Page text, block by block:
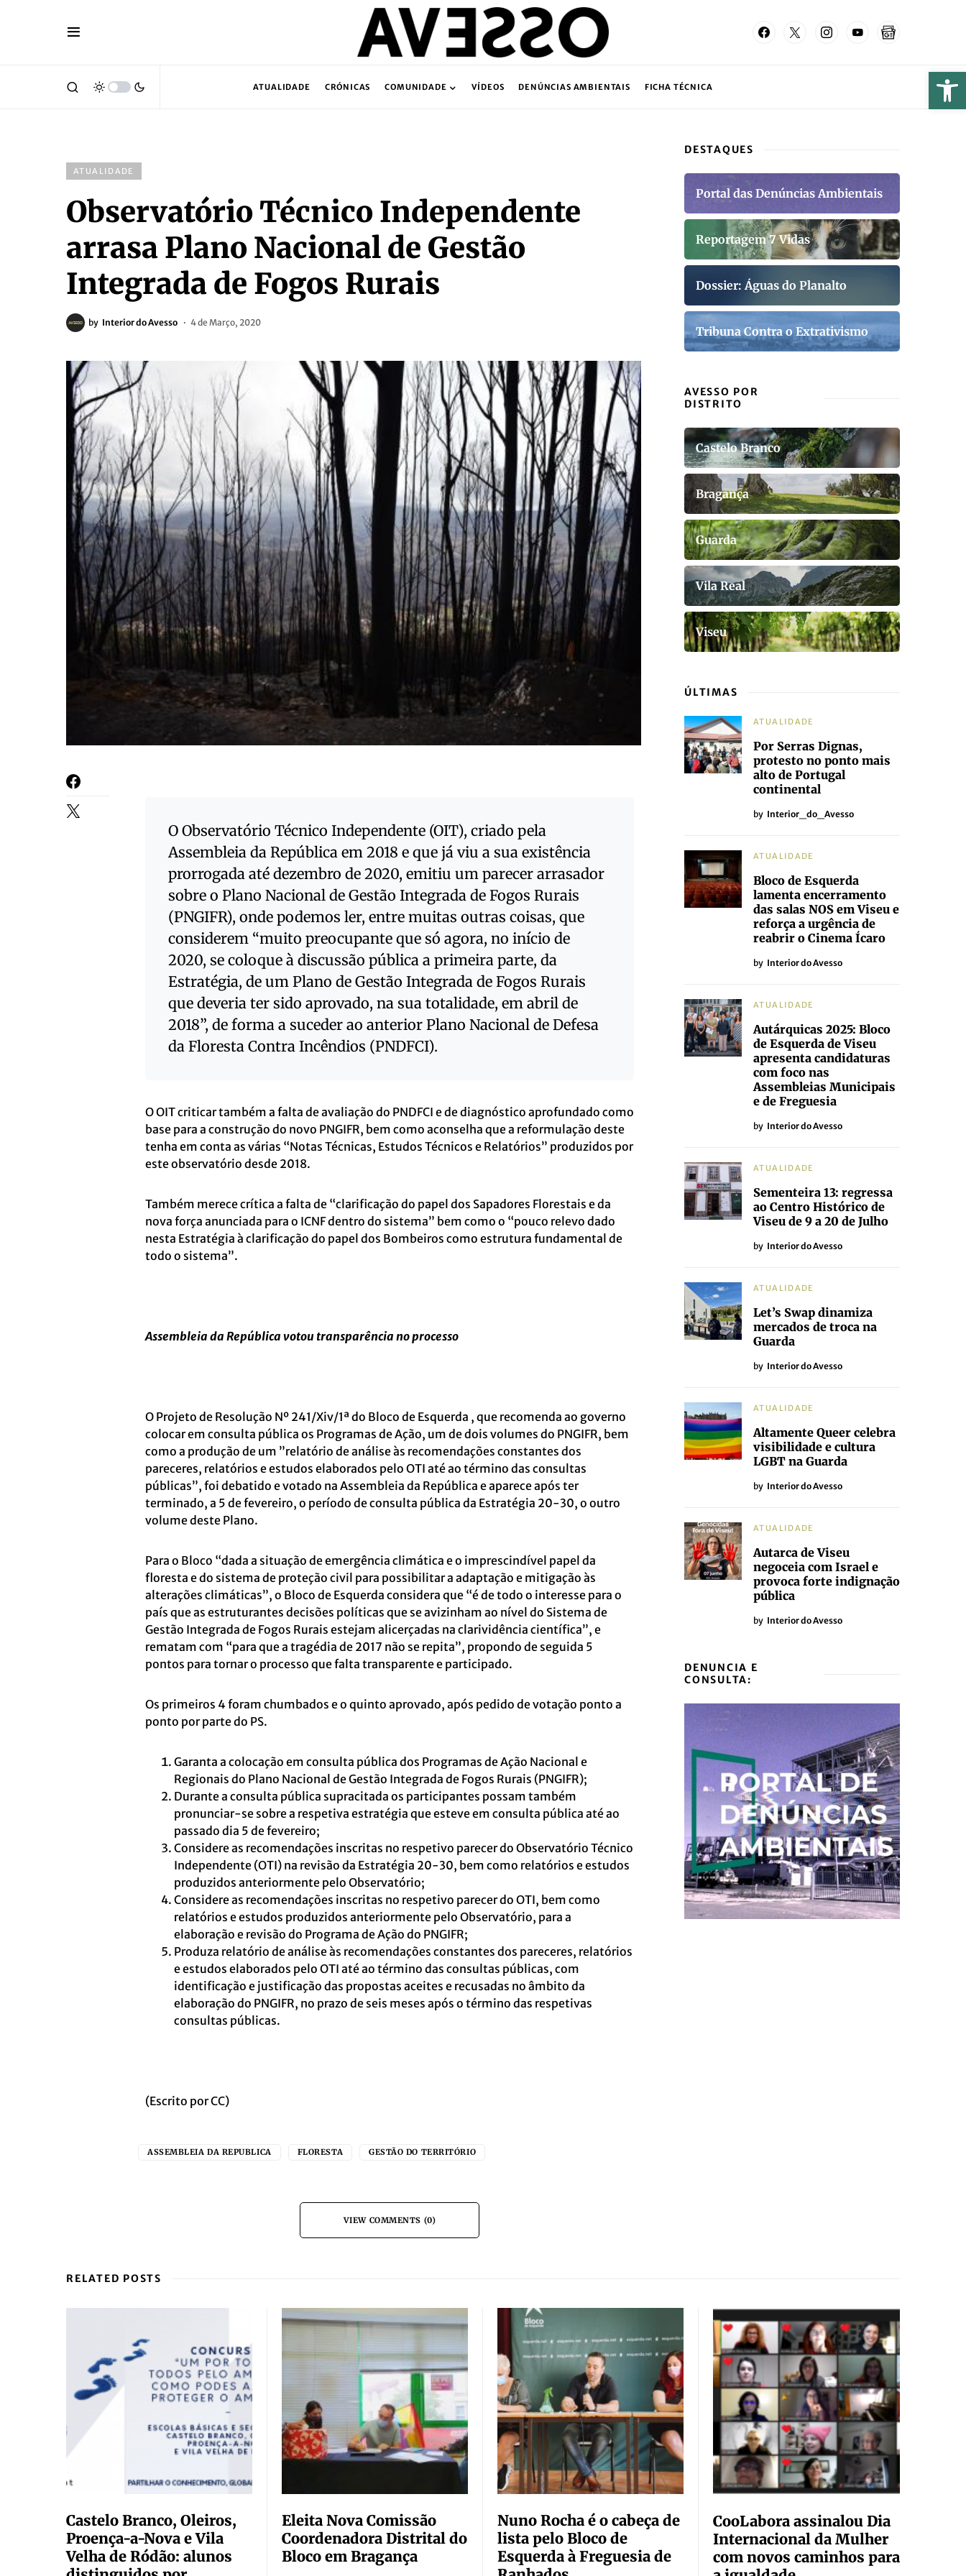
ATUALIDADE CRÓNICAS COMUNIDADE VÍDEOS DENÚNCIAS AMBIENTAIS FICHA TÉCNICA
ATUALIDADE
Observatório Técnico Independente
arrasa Plano Nacional de Gestão
Integrada de Fogos Rurais
by Interior do Avesso 4 de Março, 2020
O Observatório Técnico Independente (OIT), criado pela
Assembleia da República em 2018 e que já viu a sua existência
prorrogada até dezembro de 2020, emitiu um parecer arrasador
sobre o Plano Nacional de Gestão Integrada de Fogos Rurais
(PNGIFR), onde podemos ler, entre muitas outras coisas, que
considerem “muito preocupante que só agora, no início de
2020, se coloque à discussão pública a primeira parte, da
Estratégia, de um Plano de Gestão Integrada de Fogos Rurais
que deveria ter sido aprovado, na sua totalidade, em abril de
2018”, de forma a suceder ao anterior Plano Nacional de Defesa
da Floresta Contra Incêndios (PNDFCI).
O OIT criticar também a falta de avaliação do PNDFCI e de diagnóstico aprofundado como
base para a construção do novo PNGIFR, bem como aconselha que a reformulação deste
tenha em conta as várias “Notas Técnicas, Estudos Técnicos e Relatórios” produzidos por
este observatório desde 2018.
Também merece crítica a falta de “clarificação do papel dos Sapadores Florestais e da
nova força anunciada para o ICNF dentro do sistema” bem como o “pouco relevo dado
nesta Estratégia à clarificação do papel dos Bombeiros como estrutura fundamental de
todo o sistema”.
Assembleia da República votou transparência no processo
O Projeto de Resolução Nº 241/Xiv/1ª do Bloco de Esquerda , que recomenda ao governo
colocar em consulta pública os Programas de Ação, um de dois volumes do PNGIFR, bem
como a produção de um ”relatório de análise às recomendações constantes dos
pareceres, relatórios e estudos elaborados pelo OTI até ao término das consultas
públicas”, foi debatido e votado na Assembleia da República e aparece após ter
terminado, a 5 de fevereiro, o período de consulta pública da Estratégia 20-30, o outro
volume deste Plano.
Para o Bloco “dada a situação de emergência climática e o imprescindível papel da
floresta e do sistema de proteção civil para possibilitar a adaptação e mitigação às
alterações climáticas”, o Bloco de Esquerda considera que “é de todo o interesse para o
país que as estruturantes decisões políticas que se avizinham ao nível do Sistema de
Gestão Integrada de Fogos Rurais estejam alicerçadas na clarividência científica”, e
rematam com “para que a tragédia de 2017 não se repita”, propondo de seguida 5
pontos para tornar o processo que falta transparente e participado.
Os primeiros 4 foram chumbados e o quinto aprovado, após pedido de votação ponto a
ponto por parte do PS.
Garanta a colocação em consulta pública dos Programas de Ação Nacional e
Regionais do Plano Nacional de Gestão Integrada de Fogos Rurais (PNGIFR);
Durante a consulta pública supracitada os participantes possam também
pronunciar-se sobre a respetiva estratégia que esteve em consulta pública até ao
passado dia 5 de fevereiro;
Considere as recomendações inscritas no respetivo parecer do Observatório Técnico
Independente (OTI) na revisão da Estratégia 20-30, bem como relatórios e estudos
produzidos anteriormente pelo Observatório;
Considere as recomendações inscritas no respetivo parecer do OTI, bem como
relatórios e estudos produzidos anteriormente pelo Observatório, para a
elaboração e revisão do Programa de Ação do PNGIFR;
Produza relatório de análise às recomendações constantes dos pareceres, relatórios
e estudos elaborados pelo OTI até ao término das consultas públicas, com
identificação e justificação das propostas aceites e recusadas no âmbito da
elaboração do PNGIFR, no prazo de seis meses após o término das respetivas
consultas públicas.
(Escrito por CC)
ASSEMBLEIA DA REPUBLICA FLORESTA GESTÃO DO TERRITÓRIO
VIEW COMMENTS (0)
DESTAQUES
Portal das Denúncias Ambientais
Reportagem 7 Vidas
Dossier: Águas do Planalto
Tribuna Contra o Extrativismo
AVESSO POR
DISTRITO
Castelo Branco
Bragança
Guarda
Vila Real
Viseu
ÚLTIMAS
ATUALIDADE
Por Serras Dignas,
protesto no ponto mais
alto de Portugal
continental
by Interior_do_Avesso
ATUALIDADE
Bloco de Esquerda
lamenta encerramento
das salas NOS em Viseu e
reforça a urgência de
reabrir o Cinema Ícaro
by Interior do Avesso
ATUALIDADE
Autárquicas 2025: Bloco
de Esquerda de Viseu
apresenta candidaturas
com foco nas
Assembleias Municipais
e de Freguesia
by Interior do Avesso
ATUALIDADE
Sementeira 13: regressa
ao Centro Histórico de
Viseu de 9 a 20 de Julho
by Interior do Avesso
ATUALIDADE
Let’s Swap dinamiza
mercados de troca na
Guarda
by Interior do Avesso
ATUALIDADE
Altamente Queer celebra
visibilidade e cultura
LGBT na Guarda
by Interior do Avesso
ATUALIDADE
Autarca de Viseu
negoceia com Israel e
provoca forte indignação
pública
by Interior do Avesso
DENUNCIA E
CONSULTA:
RELATED POSTS
Castelo Branco, Oleiros,
Proença-a-Nova e Vila
Velha de Ródão: alunos
Eleita Nova Comissão
Coordenadora Distrital do
Bloco em Bragança
Nuno Rocha é o cabeça de
lista pelo Bloco de
Esquerda à Freguesia de
CooLabora assinalou Dia
Internacional da Mulher
com novos caminhos para